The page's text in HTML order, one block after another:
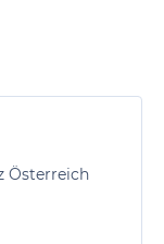
Österreich